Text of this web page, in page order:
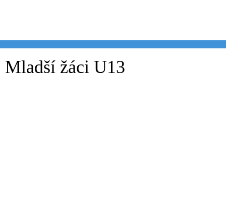
Mladší žáci U13